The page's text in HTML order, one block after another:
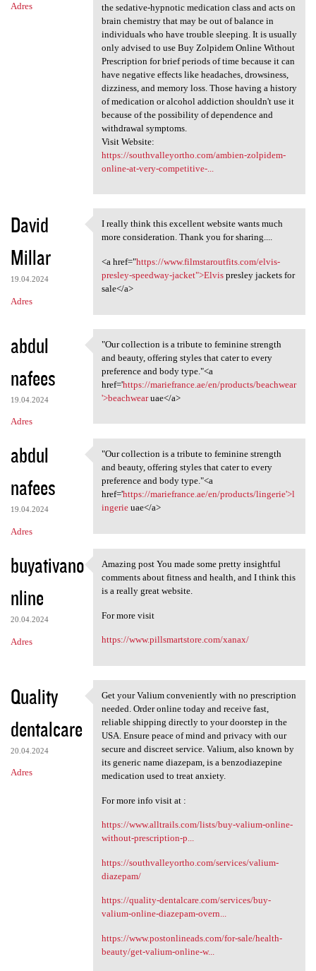
Adres
the sedative-hypnotic medication class and acts on
brain chemistry that may be out of balance in
individuals who have trouble sleeping. It is usually
only advised to use Buy Zolpidem Online Without
Prescription for brief periods of time because it can
have negative effects like headaches, drowsiness,
dizziness, and memory loss. Those having a history
of medication or alcohol addiction shouldn't use it
because of the possibility of dependence and
withdrawal symptoms.
Visit Website:
https://southvalleyortho.com/ambien-zolpidem-
online-at-very-competitive-...
David
Millar
19.04.2024
Adres
I really think this excellent
I really think this excellent website wants much
more consideration. Thank you for sharing....
<a href="https://www.filmstaroutfits.com/elvis-
presley-speedway-jacket">Elvispresley jackets for
sale</a>
abdul
nafees
19.04.2024
Adres
"Our collection is a tribute
"Our collection is a tribute to feminine strength
and beauty, offering styles that cater to every
preference and body type."<a
href='https://mariefrance.ae/en/products/beachwear
'>beachwearuae</a>
abdul
nafees
19.04.2024
Adres
"Our collection is a tribute
"Our collection is a tribute to feminine strength
and beauty, offering styles that cater to every
preference and body type."<a
href='https://mariefrance.ae/en/products/lingerie'>l
ingerieuae</a>
buyativano
nline
20.04.2024
Adres
Amazing post You made some
Amazing post You made some pretty insightful
comments about fitness and health, and I think this
is a really great website.
For more visit
https://www.pillsmartstore.com/xanax/
Quality
dentalcare
20.04.2024
Adres
Get your Valium conveniently
Get your Valium conveniently with no prescription
needed. Order online today and receive fast,
reliable shipping directly to your doorstep in the
USA. Ensure peace of mind and privacy with our
secure and discreet service. Valium, also known by
its generic name diazepam, is a benzodiazepine
medication used to treat anxiety.
For more info visit at :
https://www.alltrails.com/lists/buy-valium-online-
without-prescription-p...
https://southvalleyortho.com/services/valium-
diazepam/
https://quality-dentalcare.com/services/buy-
valium-online-diazepam-overn...
https://www.postonlineads.com/for-sale/health-
beauty/get-valium-online-w...